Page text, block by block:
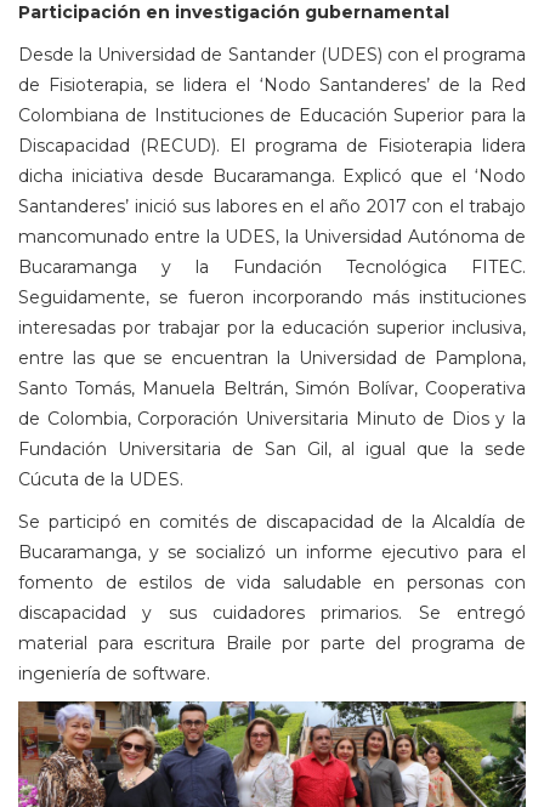
Participación en investigación gubernamental
Desde la Universidad de Santander (UDES) con el programa
de Fisioterapia, se lidera el ‘Nodo Santanderes’ de la Red
Colombiana de Instituciones de Educación Superior para la
Discapacidad (RECUD). El programa de Fisioterapia lidera
dicha iniciativa desde Bucaramanga. Explicó que el ‘Nodo
Santanderes’ inició sus labores en el año 2017 con el trabajo
mancomunado entre la UDES, la Universidad Autónoma de
Bucaramanga y la Fundación Tecnológica FITEC.
Seguidamente, se fueron incorporando más instituciones
interesadas por trabajar por la educación superior inclusiva,
entre las que se encuentran la Universidad de Pamplona,
Santo Tomás, Manuela Beltrán, Simón Bolívar, Cooperativa
de Colombia, Corporación Universitaria Minuto de Dios y la
Fundación Universitaria de San Gil, al igual que la sede
Cúcuta de la UDES.
Se participó en comités de discapacidad de la Alcaldía de
Bucaramanga, y se socializó un informe ejecutivo para el
fomento de estilos de vida saludable en personas con
discapacidad y sus cuidadores primarios. Se entregó
material para escritura Braile por parte del programa de
ingeniería de software.